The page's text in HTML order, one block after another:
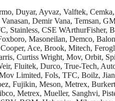
Somas, Farris, Curtiss Wright, Mov, Orbit, Spirax Sarco, Saunders, Naf, IMI, Valbant, Pentair, Neo, Assured Automation, Valveworks, Marwin, Hilliard, Hayward, Arita, Hy-lok, DelVal, Hattersley, Poelsan, Flowrox, Weir, Fluitek, Durco, True-Tech, Automax, Limitorque, Norbro, Groth, Argus, BDK, Lousiana Surplus, Danfoss, SVF, GEA, Vexve, Siemens, Herbe, BrassCraft, Leemco, MHA Zentgraf, Sofis, Safety, TVT, Mov Limited, Fols, TFC, Boilz, Jiangnan, Freya, TWT, Tkfm, Shwod, Covna, LYC, LSB, Jktl, LOV, OEM, Faya, Lixin, Jrval, Topsun, Allied, Chaoda Ks, Gaoshan, GZP, Jouka, Pirtek, Johnson Control, Roez, Fujikin, Meson, Metrex, Burkert, Prodim, Omal, Herose, Valvotubi, Top Valve, Asco, Zwick, Kimray, Erreesse, Wzld, P.B.V., Strahman, Hayward, A-T Controls, Crane, Humes, Braeco, FluoroSeal, DFT, Nibco, Metrex, Mueller, Sanghvi, Pister, Schlumberger, Jomar, Sealexcel, Inoxpa, Asahi, API, Sharpe, Mankenberg, Noshok, RSV, Rexus, Quadrant, TLV, ATV, Netafim, Ampo Poyam, Protego, XS Scuba, SBV, BOM, Habonim, Milwaukee, Sofia, Merwede, AVK UK, Orion, Keckley, Gestra, Bray, Forbes Marshall, Mone, Kunkle, Alfa Laval, Naf, Aguatrol, Hyper, Besa, Rembe, Rieger, Neta, Richter, Pelletron, Kinetrol, Flotech, Super Duplex, Keckley, Sealmech, Valvitalia, Hhsv WCB, Valwell, Swastik, AFA, AEA, Didtek, Mascot, Italvalvole vanaların tamirini ve satışını yapıyoruz. Her marka aktüatör tamiri yapıyoruz. Glop vanalar, metal körüklü glop vanalar, pistonlu vanalar, dövme çelik glop vanalar, dövme çelik sürgülü vanalar, tam geçişli küresel vanalar, redüksiyon geçişli küresel vanalar,